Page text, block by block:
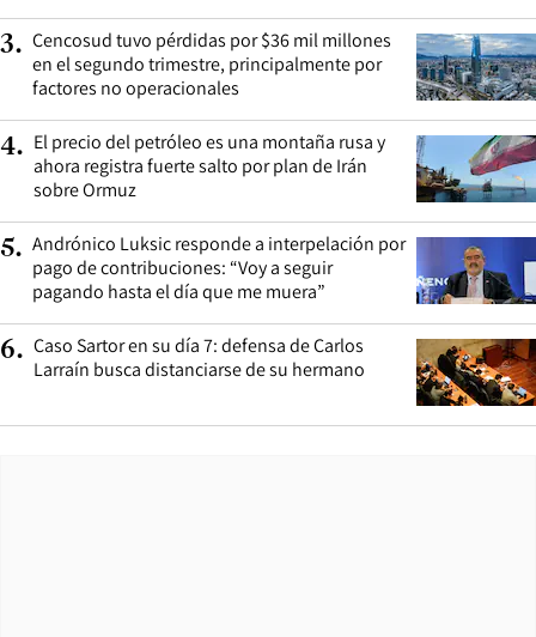
3. Cencosud tuvo pérdidas por $36 mil millones
en el segundo trimestre, principalmente por
factores no operacionales
4. El precio del petróleo es una montaña rusa y
ahora registra fuerte salto por plan de Irán
sobre Ormuz
5. Andrónico Luksic responde a interpelación por
pago de contribuciones: “Voy a seguir
pagando hasta el día que me muera”
6. Caso Sartor en su día 7: defensa de Carlos
Larraín busca distanciarse de su hermano